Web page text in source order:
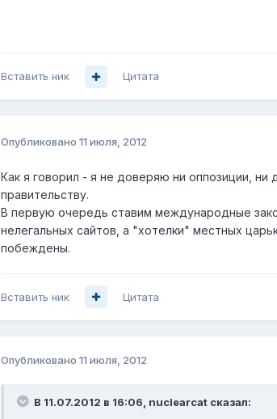
Вставить ник Цитата
Опубликовано 11 июля, 2012
Как я говорил - я не доверяю ни оппозиции,
правительству.
В первую очередь ставим международные
нелегальных сайтов, а "хотелки" местных
побеждены.
Вставить ник Цитата
Опубликовано 11 июля, 2012
В 11.07.2012 в 16:06, nuclearcat сказал: